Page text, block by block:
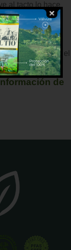
al tacto lo hace
hasta
es una
restaurantes,
una
que reduce el
tus
de